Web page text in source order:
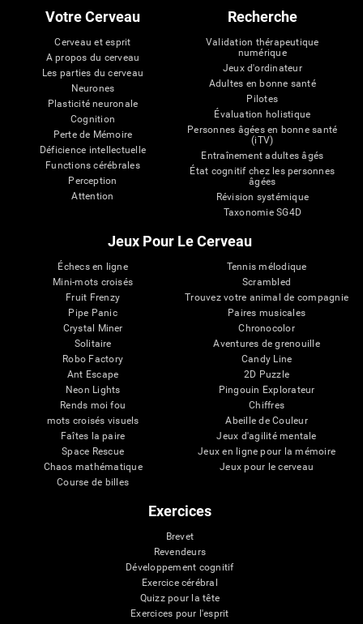
Votre Cerveau
Cerveau et esprit
A propos du cerveau
Les parties du cerveau
Neurones
Plasticité neuronale
Cognition
Perte de Mémoire
Déficience intellectuelle
Functions cérébrales
Perception
Attention
Recherche
Validation thérapeutique
numérique
Jeux d'ordinateur
Adultes en bonne santé
Pilotes
Évaluation holistique
Personnes âgées en bonne santé
(iTV)
Entraînement adultes âgés
État cognitif chez les personnes
âgées
Révision systémique
Taxonomie SG4D
Jeux Pour Le Cerveau
Échecs en ligne
Mini-mots croisés
Fruit Frenzy
Pipe Panic
Crystal Miner
Solitaire
Robo Factory
Ant Escape
Neon Lights
Rends moi fou
mots croisés visuels
Faîtes la paire
Space Rescue
Chaos mathématique
Course de billes
Tennis mélodique
Scrambled
Trouvez votre animal de compagnie
Paires musicales
Chronocolor
Aventures de grenouille
Candy Line
2D Puzzle
Pingouin Explorateur
Chiffres
Abeille de Couleur
Jeux d'agilité mentale
Jeux en ligne pour la mémoire
Jeux pour le cerveau
Exercices
Brevet
Revendeurs
Développement cognitif
Exercice cérébral
Quizz pour la tête
Exercices pour l'esprit